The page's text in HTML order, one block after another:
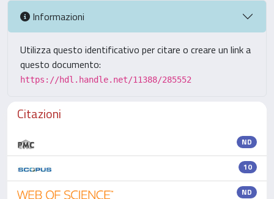
Informazioni
Utilizza questo identificativo per citare o creare un link a
questo documento:
https://hdl.handle.net/11388/285552
Citazioni
ND
10
ND